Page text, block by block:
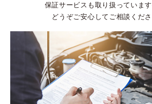
保証サービスも取り扱っています
どうぞご安心してご相談くださ